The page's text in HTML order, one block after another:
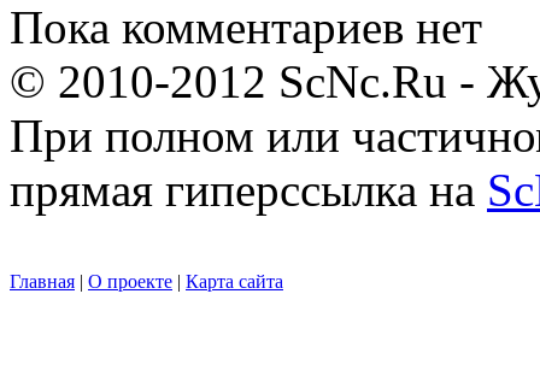
Пока комментариев нет
© 2010-2012 ScNc.Ru -
При полном или
прямая гиперссылка на
Главная | О проекте | Карта сайта